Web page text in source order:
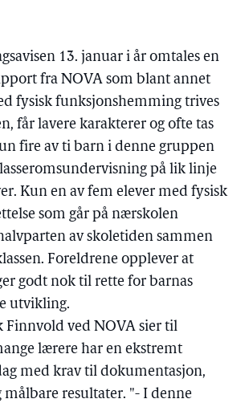
13. januar i år omtales en
fra NOVA som blant annet
fysisk funksjonshemming trives
får lavere karakterer og ofte tas
fire av ti barn i denne gruppen
på lik linje
Kun en av fem elever med fysisk
som går på nærskolen
av skoletiden sammen
Foreldrene opplever at
godt nok til rette for barnas
utvikling.
Finnvold ved NOVA sier til
lærere har en ekstremt
med krav til dokumentasjon,
resultater. "- I denne